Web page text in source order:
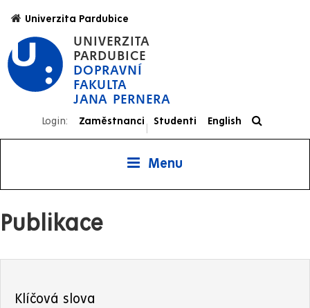
hlavnímu
obsahu
UNIVERZITA
PARDUBICE
DOPRAVNÍ
FAKULTA
JANA PERNERA
Univerzita Pardubice
Login: Zaměstnanci
|
Studenti English
Menu
Publikace
Klíčová slova